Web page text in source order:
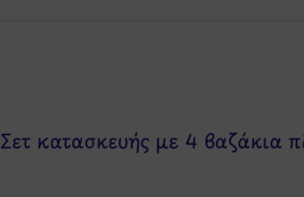
Σετ κατασκευής με 4 βαζάκια